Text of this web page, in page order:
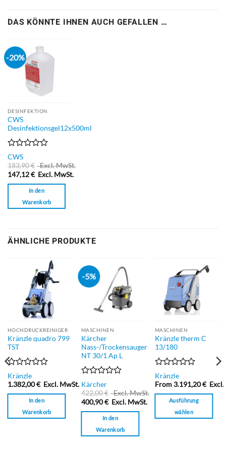
DAS KÖNNTE IHNEN AUCH GEFALLEN …
-20%
DESINFEKTION
CWS
Desinfektionsgel12x500ml
Bewertet
mit
0
von
5
CWS
183,90€
Excl. MwSt.
147,12€ Excl. MwSt.
In den
Warenkorb
ÄHNLICHE PRODUKTE
HOCHDRUCKREINIGER
Kränzle quadro 799
TST
Bewertet
mit
0
Kränzle
1.382,00€ Excl. MwSt.
In den
Warenkorb
-5%
MASCHINEN
Kärcher
Nass-/Trockensauger
NT 30/1 Ap L
Bewertet
mit
0
von
5
Kärcher
422,00€
Excl. MwSt.
400,90€ Excl. MwSt.
In den
Warenkorb
MASCHINEN
Kränzle therm C
13/180
Bewertet
mit
0
Kränzle
From3.191,20€ Excl.
Ausführung
wählen